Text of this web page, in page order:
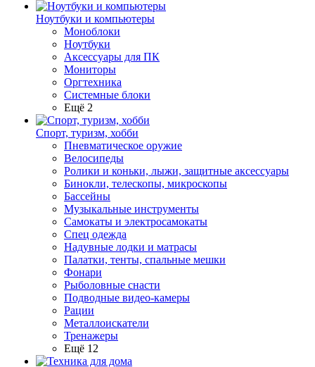
Ноутбуки и компьютеры
Моноблоки
Ноутбуки
Аксессуары для ПК
Мониторы
Оргтехника
Системные блоки
Ещё 2
Спорт, туризм, хобби
Пневматическое оружие
Велосипеды
Ролики и коньки, лыжи, защитные аксессуары
Бинокли, телескопы, микроскопы
Бассейны
Музыкальные инструменты
Самокаты и электросамокаты
Спец одежда
Надувные лодки и матрасы
Палатки, тенты, спальные мешки
Фонари
Рыболовные снасти
Подводные видео-камеры
Рации
Металлоискатели
Тренажеры
Ещё 12